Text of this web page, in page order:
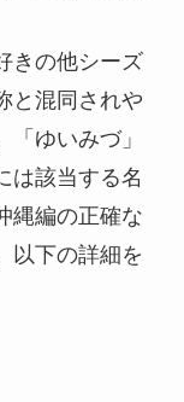
きの他シーズ
と混同されや
ゆいみづ」
は該当する名
縄編の正確な
以下の詳細を